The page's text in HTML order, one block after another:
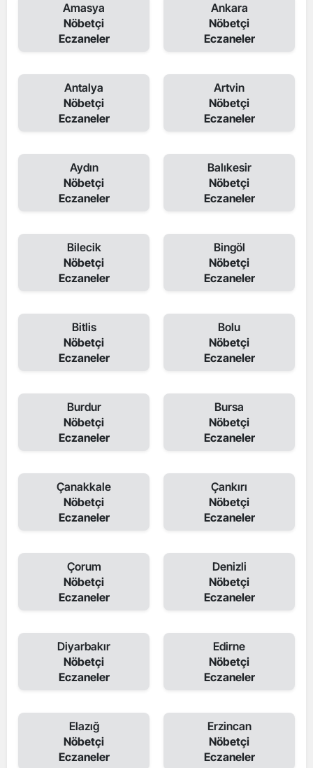
Amasya
Nöbetçi
Eczaneler
Ankara
Nöbetçi
Eczaneler
Antalya
Nöbetçi
Eczaneler
Artvin
Nöbetçi
Eczaneler
Aydın
Nöbetçi
Eczaneler
Balıkesir
Nöbetçi
Eczaneler
Bilecik
Nöbetçi
Eczaneler
Bingöl
Nöbetçi
Eczaneler
Bitlis
Nöbetçi
Eczaneler
Bolu
Nöbetçi
Eczaneler
Burdur
Nöbetçi
Eczaneler
Bursa
Nöbetçi
Eczaneler
Çanakkale
Nöbetçi
Eczaneler
Çankırı
Nöbetçi
Eczaneler
Çorum
Nöbetçi
Eczaneler
Denizli
Nöbetçi
Eczaneler
Diyarbakır
Nöbetçi
Eczaneler
Edirne
Nöbetçi
Eczaneler
Elazığ
Nöbetçi
Eczaneler
Erzincan
Nöbetçi
Eczaneler